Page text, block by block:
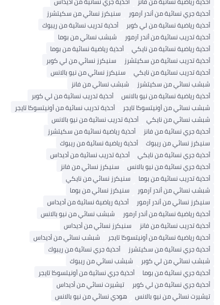
أحذية جري نسائية من أندر آرمور
سنيكرز نسائي من سكيتشرز
أحذية رياضية نسائية من لي كوبر
أحذية تدريب نسائية من ريبوك
أحذية تدريب نسائية من أندر آرمور
شبشب نسائي من بوما
أحذية رياضية نسائية من نايكي
أحذية رياضية نسائية من بوما
أحذية تدريب نسائية من سكيتشرز
سنيكرز نسائي من لي كوبر
أحذية تدريب نسائية من نايكي
سنيكرز نسائي من نيو بالانس
شبشب نسائي من سكيتشرز
شبشب نسائي من فانز
أحذية رياضية نسائية من نيو بالانس
أحذية تدريب نسائية من لي كوبر
شبشب نسائي من أونيتسوكا تايجر
أحذية تدريب نسائية من أونيتسوكا تايجر
شبشب نسائي من نايكي
أحذية تدريب نسائية من نيو بالانس
أحذية جري نسائية من فانز
أحذية رياضية نسائية من سكيتشرز
سنيكرز نسائي من ريبوك
أحذية رياضية نسائية من ريبوك
أحذية جري نسائية من نايكي
أحذية تدريب نسائية من أديداس
أحذية جري نسائية من نيو بالانس
سنيكرز نسائي من فانز
أحذية تدريب نسائية من بوما
سنيكرز نسائي من نايكي
شبشب نسائي من أندر آرمور
سنيكرز نسائي من بوما
سنيكرز نسائي من أندر آرمور
أحذية رياضية نسائية من أديداس
أحذية رياضية نسائية من أندر آرمور
شبشب نسائي من نيو بالانس
أحذية تدريب نسائية من فانز
سنيكرز نسائي من أديداس
أحذية رياضية نسائية من أونيتسوكا تايجر
شبشب نسائي من أديداس
أحذية جري نسائية من سكيتشرز
أحذية جري نسائية من ريبوك
شبشب نسائي من لي كوبر
شبشب نسائي من ريبوك
أحذية جري نسائية من بوما
أحذية جري نسائية من أونيتسوكا تايجر
أحذية جري نسائية من لي كوبر
تيشيرت نسائي من أديداس
تيشيرت نسائي من نيو بالانس
هودي نسائي من نيو بالانس